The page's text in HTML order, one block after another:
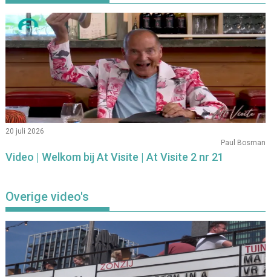
20 juli 2026
Paul Bosman
Video | Welkom bij At Visite | At Visite 2 nr 21
Overige video's